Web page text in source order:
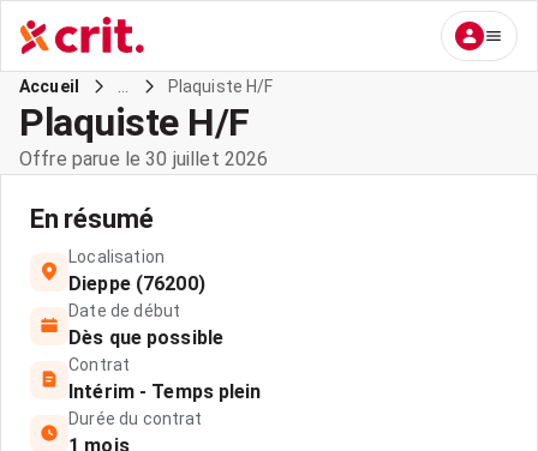
Accueil Plaquiste H/F
Plaquiste H/F
Offre parue le 30 juillet 2026
En résumé
Localisation
Dieppe (76200)
Date de début
Dès que possible
Contrat
Intérim - Temps plein
Durée du contrat
1 mois